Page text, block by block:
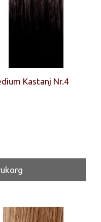
Kastanj Nr.4